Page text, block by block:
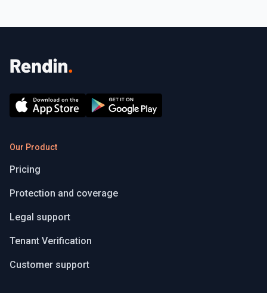
Our Product
Pricing
Protection and coverage
Legal support
Tenant Verification
Customer support